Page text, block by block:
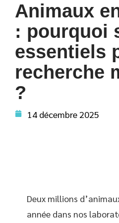
Animaux
: pourquoi
essentiels
recherche
?
14 décembre 2025
Deux millions
année dans nos